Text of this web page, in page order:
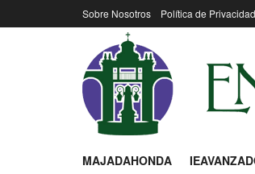
Sobre Nosotros Política de Privacidad
MAJADAHONDA